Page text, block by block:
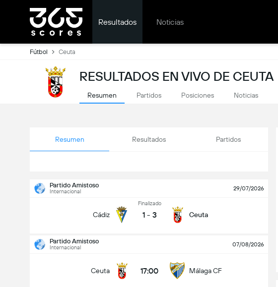
Resultados Noticias
Fútbol Ceuta
RESULTADOS EN VIVO DE CEUTA
Resumen Partidos Posiciones Noticias
Resumen Resultados Partidos
Partido Amistoso
Internacional 29/07/2026
Cádiz
Finalizado
1 - 3 Ceuta
Partido Amistoso
Internacional 07/08/2026
Ceuta 17:00 Málaga CF